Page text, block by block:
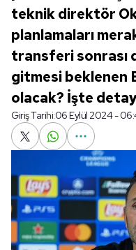
teknik direktör
planlamaları
transferi sonrası
gitmesi beklenen
olacak? İşte
Giriş Tarihi:06 Eylül 2024 -